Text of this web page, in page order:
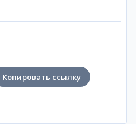
Копировать ссылку